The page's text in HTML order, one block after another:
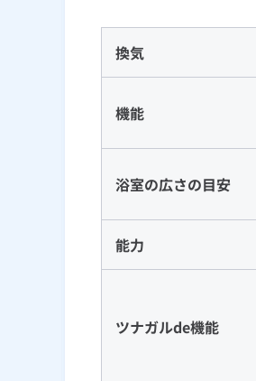
換気
機能
浴室の広さの目安
能力
ツナガルde機能